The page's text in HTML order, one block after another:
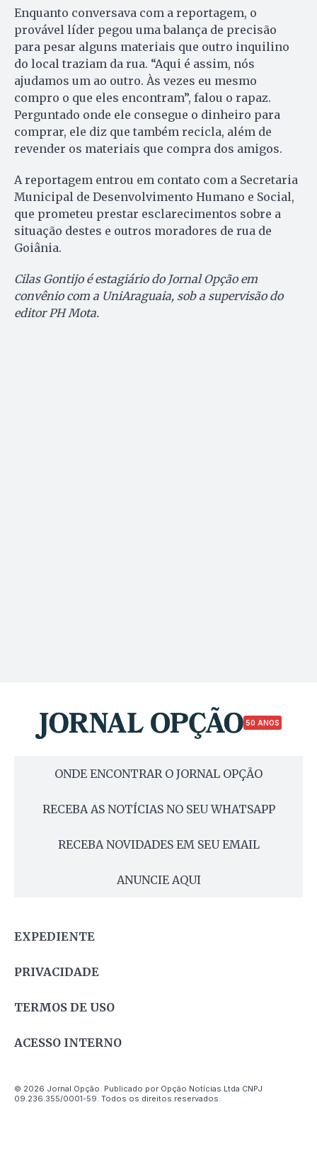
Enquanto conversava com a reportagem, o
provável líder pegou uma balança de precisão
para pesar alguns materiais que outro inquilino
do local traziam da rua. “Aqui é assim, nós
ajudamos um ao outro. Às vezes eu mesmo
compro o que eles encontram”, falou o rapaz.
Perguntado onde ele consegue o dinheiro para
comprar, ele diz que também recicla, além de
revender os materiais que compra dos amigos.
A reportagem entrou em contato com a Secretaria
Municipal de Desenvolvimento Humano e Social,
que prometeu prestar esclarecimentos sobre a
situação destes e outros moradores de rua de
Goiânia.
Cilas Gontijo é estagiário do Jornal Opção em
convênio com a UniAraguaia, sob a supervisão do
editor PH Mota.
50 ANOS
ONDE ENCONTRAR O JORNAL OPÇÃO
RECEBA AS NOTÍCIAS NO SEU WHATSAPP
RECEBA NOVIDADES EM SEU EMAIL
ANUNCIE AQUI
EXPEDIENTE
PRIVACIDADE
TERMOS DE USO
ACESSO INTERNO
© 2026 Jornal Opção. Publicado por Opção Notícias Ltda CNPJ
09.236.355/0001-59. Todos os direitos reservados.